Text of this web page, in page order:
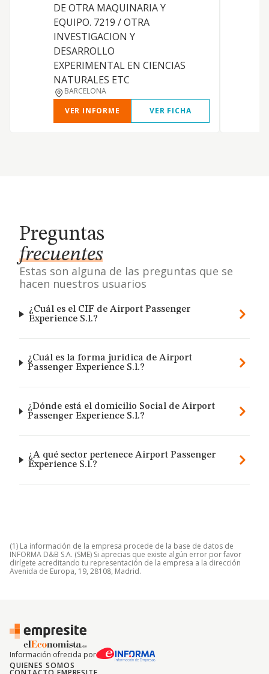
DE OTRA MAQUINARIA Y
EQUIPO. 7219 / OTRA
INVESTIGACION Y
DESARROLLO
EXPERIMENTAL EN CIENCIAS
NATURALES ETC
BARCELONA
VER INFORME
VER FICHA
Preguntas
frecuentes
Estas son alguna de las preguntas que se
hacen nuestros usuarios
¿Cuál es el CIF de Airport Passenger
Experience S.l.?
¿Cuál es la forma jurídica de Airport
Passenger Experience S.l.?
¿Dónde está el domicilio Social de Airport
Passenger Experience S.l.?
¿A qué sector pertenece Airport Passenger
Experience S.l.?
(1) La información de la empresa procede de la base de datos de
INFORMA D&B S.A. (SME) Si aprecias que existe algún error por favor
dirígete acreditando tu representación de la empresa a la dirección
Avenida de Europa, 19, 28108, Madrid.
Información ofrecida por
QUIENES SOMOS